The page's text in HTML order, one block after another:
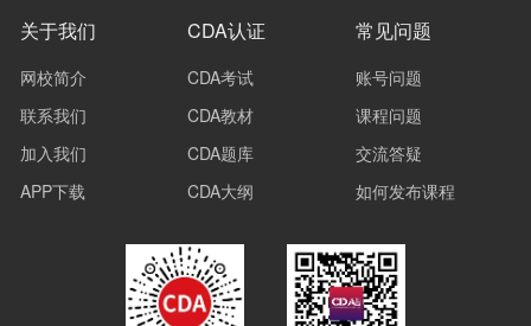
关于我们
网校简介
联系我们
加入我们
APP下载
CDA认证
CDA考试
CDA教材
CDA题库
CDA大纲
常见问题
账号问题
课程问题
交流答疑
如何发布课程